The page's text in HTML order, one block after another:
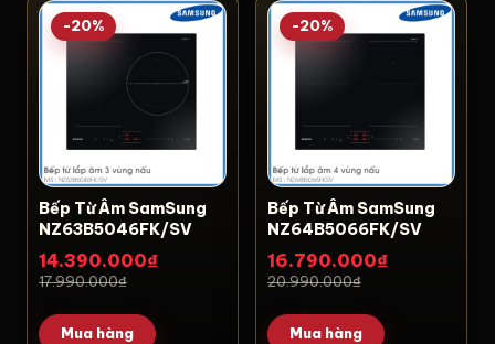
-20%
Bếp Từ Âm SamSung
NZ63B5046FK/SV
14.390.000₫
17.990.000₫
Mua hàng
-20%
Bếp Từ Âm SamSung
NZ64B5066FK/SV
16.790.000₫
20.990.000₫
Mua hàng